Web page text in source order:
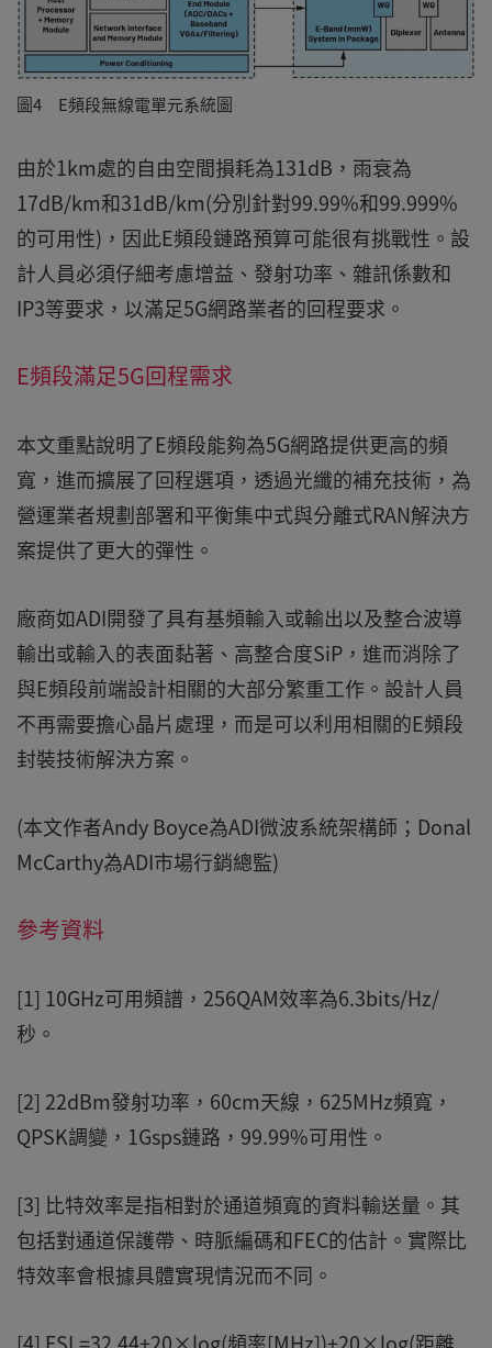
圖4 E頻段無線電單元系統圖
由於1km處的自由空間損耗為131dB，雨衰為
17dB/km和31dB/km(分別針對99.99%和99.999%
的可用性)，因此E頻段鏈路預算可能很有挑戰性。設
計人員必須仔細考慮增益、發射功率、雜訊係數和
IP3等要求，以滿足5G網路業者的回程要求。
E頻段滿足5G回程需求
本文重點說明了E頻段能夠為5G網路提供更高的頻
寬，進而擴展了回程選項，透過光纖的補充技術，為
營運業者規劃部署和平衡集中式與分離式RAN解決方
案提供了更大的彈性。
廠商如ADI開發了具有基頻輸入或輸出以及整合波導
輸出或輸入的表面黏著、高整合度SiP，進而消除了
與E頻段前端設計相關的大部分繁重工作。設計人員
不再需要擔心晶片處理，而是可以利用相關的E頻段
封裝技術解決方案。
(本文作者Andy Boyce為ADI微波系統架構師；Donal
McCarthy為ADI市場行銷總監)
參考資料
[1] 10GHz可用頻譜，256QAM效率為6.3bits/Hz/
秒。
[2] 22dBm發射功率，60cm天線，625MHz頻寬，
QPSK調變，1Gsps鏈路，99.99%可用性。
[3] 比特效率是指相對於通道頻寬的資料輸送量。其
包括對通道保護帶、時脈編碼和FEC的估計。實際比
特效率會根據具體實現情況而不同。